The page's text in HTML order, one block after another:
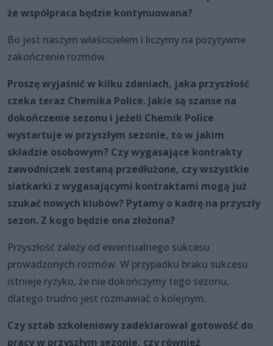
że współpraca będzie kontynuowana?
Bo jest naszym właścicielem i liczymy na pozytywne
zakończenie rozmów.
Proszę wyjaśnić w kilku zdaniach, jaka przyszłość
czeka teraz Chemika Police. Jakie są szanse na
dokończenie sezonu i jeżeli Chemik Police
wystartuje w przyszłym sezonie, to w jakim
składzie osobowym? Czy wygasające kontrakty
zawodniczek zostaną przedłużone, czy wszystkie
siatkarki z wygasającymi kontraktami mogą już
szukać nowych klubów? Pytamy o kadrę na przyszły
sezon. Z kogo będzie ona złożona?
Przyszłość zależy od ewentualnego sukcesu
prowadzonych rozmów. W przypadku braku sukcesu
istnieje ryzyko, że nie dokończymy tego sezonu,
dlatego trudno jest rozmawiać o kolejnym.
Czy sztab szkoleniowy zadeklarował gotowość do
pracy w przyszłym sezonie, czy również